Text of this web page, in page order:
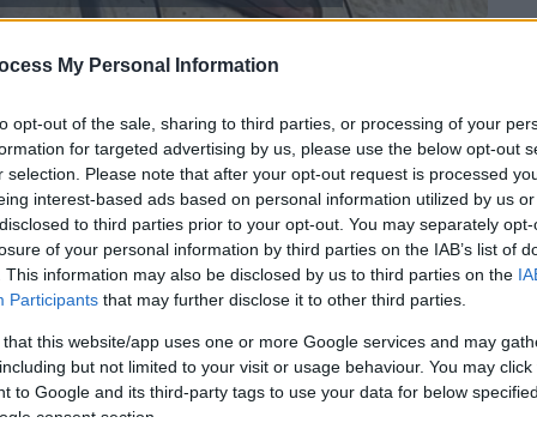
My Personal Information
opt-out of the sale, sharing to third parties, or processing of your
for targeted advertising by us, please use the below opt-out
selection. Please note that after your opt-out request is processed
interest-based ads based on personal information utilized by us
to third parties prior to your opt-out. You may separately
of your personal information by third parties on the IAB’s list of
This information may also be disclosed by us to third parties on the
Participants that may further disclose it to other third parties.
that this website/app uses one or more Google services and may
but not limited to your visit or usage behaviour. You may
to Google and its third-party tags to use your data for below
consent section.
το ΕΘΝΟΣ στη Google
εργάτηπου... τόλμησε να ζητήσει τα
, φέρνει στο «φως» ηΚΕΕΡΦΑ(Κίνηση
Φασιστική Απειλή).
του, περίπου στις 7μμ, ο
δέχτηκε επίθεση με σιδηρολοστόαπό
εργοδότη του. Ο Ραφίκ που εργάζεται
απαιτήσει να του καταβληθούντα